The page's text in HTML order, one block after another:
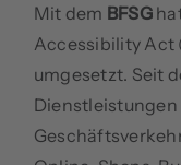
Mit dem BFSG
Accessibility Act
umgesetzt. Seit